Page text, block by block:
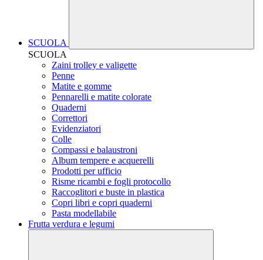
SCUOLA
SCUOLA
Zaini trolley e valigette
Penne
Matite e gomme
Pennarelli e matite colorate
Quaderni
Correttori
Evidenziatori
Colle
Compassi e balaustroni
Album tempere e acquerelli
Prodotti per ufficio
Risme ricambi e fogli protocollo
Raccoglitori e buste in plastica
Copri libri e copri quaderni
Pasta modellabile
Frutta verdura e legumi